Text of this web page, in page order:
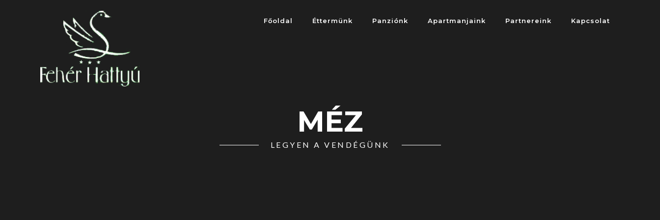
Főoldal Éttermünk Panziónk Apartmanjaink Partnereink Kapcsolat
MÉZ
LEGYEN A VENDÉGÜNK